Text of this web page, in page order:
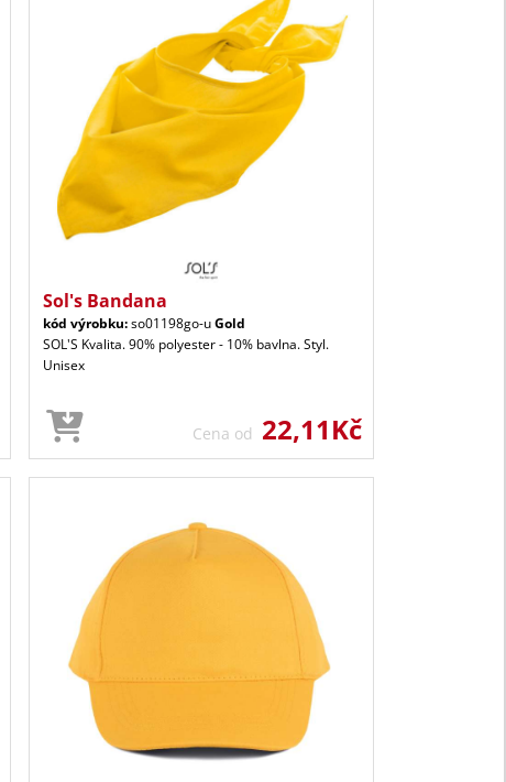
Sol's Bandana
kód výrobku:so01198go-uGold
SOL'S Kvalita. 90% polyester - 10% bavlna. Styl.
Unisex
Cena od 22,11Kč